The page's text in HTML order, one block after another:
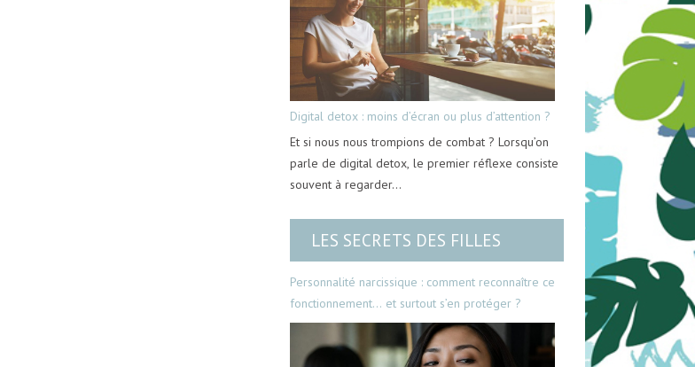
Digital detox : moins d’écran ou plus d’attention ?
Et si nous nous trompions de combat ? Lorsqu’on
parle de digital detox, le premier réflexe consiste
souvent à regarder…
LES SECRETS DES FILLES
Personnalité narcissique : comment reconnaître ce
fonctionnement… et surtout s’en protéger ?